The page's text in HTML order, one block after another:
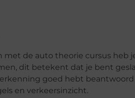
de auto theorie cursus heb
dit betekent dat je bent
goed hebt
en verkeersinzicht.